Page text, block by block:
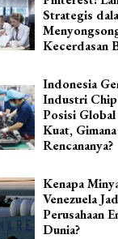
Strategis
Kecerdasan
Indonesia
Industri
Posisi
Kuat, Gimana
Rencananya?
Kenapa
Venezuela
Perusahaan
Dunia?